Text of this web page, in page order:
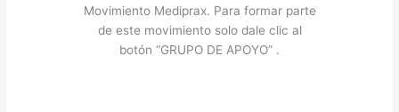
Movimiento Mediprax. Para formar parte
de este movimiento solo dale clic al
botón “GRUPO DE APOYO” .​